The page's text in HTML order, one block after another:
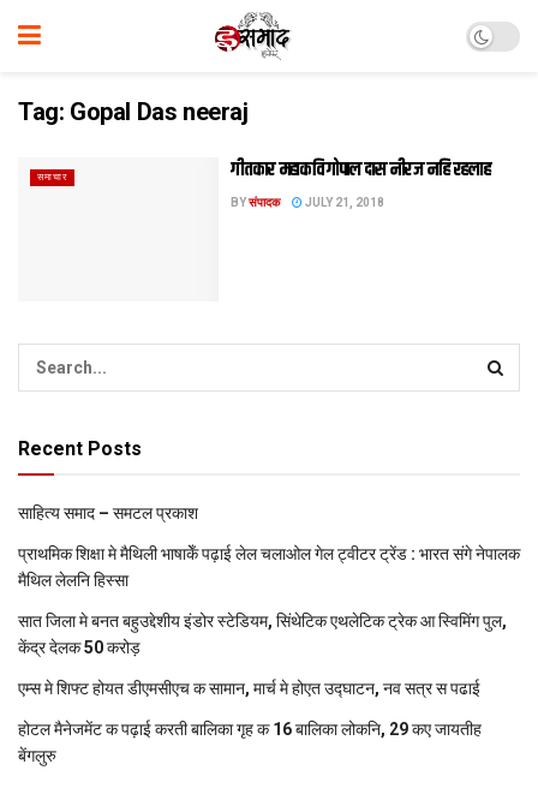
Tag: Gopal Das neeraj
समाचार गीतकार महाकवि गोपाल दास नीरज नहि रहलाह
BYसंपादक JULY 21, 2018
Recent Posts
साहित्य समाद – समटल प्रकाश
प्राथमिक शि‍क्षा मे मैथि‍ली भाषाकेँ पढ़ाई लेल चलाओल गेल ट्वीटर ट्रेंड : भारत संगे नेपालक
मैथिल लेलनि हिस्सा
सात जिला मे बनत बहुउद्देशीय इंडोर स्‍टेडि‍यम, सिंथेटिक एथलेटिक ट्रेक आ स्विमिंग पुल,
केंद्र देलक 50 करोड़
एम्स मे शिफ्ट होयत डीएमसीएच क सामान, मार्च मे होएत उद्घाटन, नव सत्र स पढाई
होटल मैनेजमेंट क पढ़ाई करती बालिका गृह क 16 बालिका लोकनि, 29 कए जायतीह
बेंगलुरु